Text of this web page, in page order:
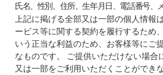
氏名、性別、住所、生年月日、電話番号、
上記に掲げる全部又は一部の個人情報
ービス等に関する契約を履行するため
いう正当な利益のため、お客様等にご
なものです。 ご提供いただけない場合
又は一部をご利用いただくことができ